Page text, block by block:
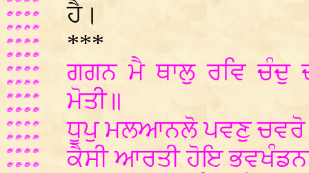
ਹੈ।
***
ਗਗਨ ਮੈ ਥਾਲੁ ਰਵਿ ਚੰਦੁ
ਮੋਤੀ॥
ਧੂਪੁ ਮਲਆਨਲੋ ਪਵਣੁ ਚਵਰੋ
ਕੈਸੀ ਆਰਤੀ ਹੋਇ